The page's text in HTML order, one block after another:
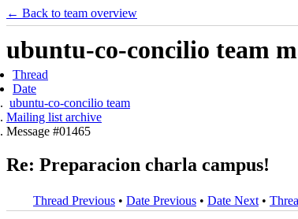
← Back to team overview
ubuntu-co-concilio team
Thread
Date
ubuntu-co-concilio team
Mailing list archive
Message #01465
Re: Preparacion charla campus!
Thread Previous • Date Previous • Date Next •